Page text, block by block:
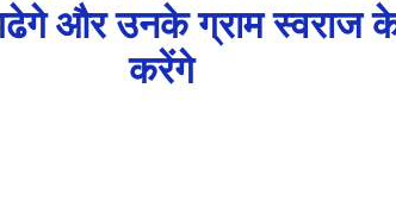
और उनके ग्राम स्वराज
करेंगे